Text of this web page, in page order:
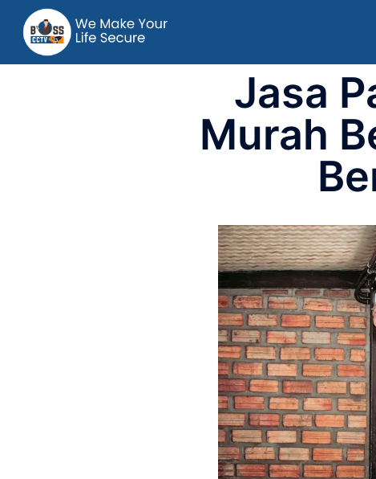
Jasa
Murah